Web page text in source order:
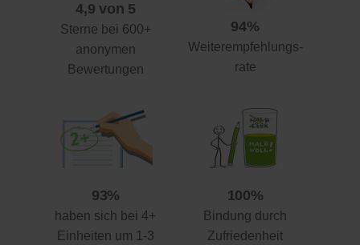
4,9 von 5
Sterne bei 600+
anonymen
Bewertungen
94%
Weiterempfehlungs-
rate
93%
haben sich bei 4+
Einheiten um 1-3
100%
Bindung durch
Zufriedenheit